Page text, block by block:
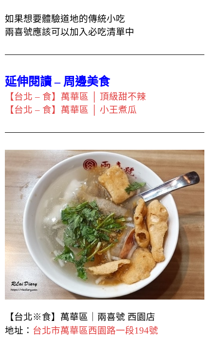
如果想要體驗道地的傳統小吃
兩喜號應該可以加入必吃清單中
延伸閱讀 – 周邊美食
【台北 – 食】萬華區 │ 頂級甜不辣
【台北 – 食】萬華區 │ 小王煮瓜
【台北※食】萬華區｜兩喜號 西園店
地址： 台北市萬華區西園路一段194號